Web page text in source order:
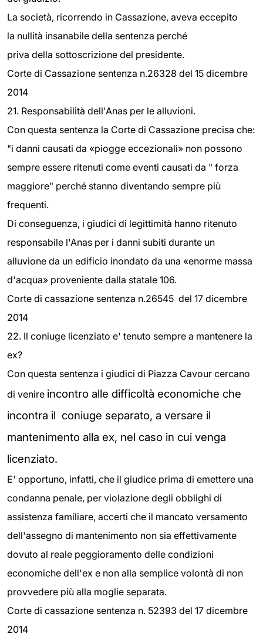
La società, ricorrendo in Cassazione, aveva eccepito
la nullità insanabile della sentenza perché
priva della sottoscrizione del presidente.
Corte di Cassazione sentenza n.26328 del 15 dicembre
2014
21. Responsabilità dell'Anas per le alluvioni.
Con questa sentenza la Corte di Cassazione precisa che:
"i danni causati da «piogge eccezionali» non possono
sempre essere ritenuti come eventi causati da " forza
maggiore" perché stanno diventando sempre più
frequenti.
Di conseguenza, i giudici di legittimità hanno ritenuto
responsabile l'Anas per i danni subiti durante un
alluvione da un edificio inondato da una «enorme massa
d'acqua» proveniente dalla statale 106.
Corte di cassazione sentenza n.26545 del 17 dicembre
2014
22. Il coniuge licenziato e' tenuto sempre a mantenere la
ex?
Con questa sentenza i giudici di Piazza Cavour cercano
di venire incontro alle difficoltà economiche che
incontra il coniuge separato, a versare il
mantenimento alla ex, nel caso in cui venga
licenziato.
E' opportuno, infatti, che il giudice prima di emettere una
condanna penale, per violazione degli obblighi di
assistenza familiare, accerti che il mancato versamento
dell'assegno di mantenimento non sia effettivamente
dovuto al reale peggioramento delle condizioni
economiche dell'ex e non alla semplice volontà di non
provvedere più alla moglie separata.
Corte di cassazione sentenza n. 52393 del 17 dicembre
2014